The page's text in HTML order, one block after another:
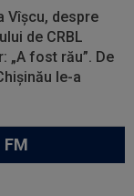
Vîșcu, despre
de CRBL
„A fost rău”. De
le-a